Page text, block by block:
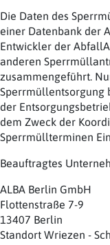
Die Daten des
einer Datenbank der
Entwickler der
anderen
zusammengeführt.
Sperrmüllentsorgung
der
dem Zweck der
Sperrmüllterminen
Beauftragtes
ALBA Berlin GmbH
Flottenstraße 7-9
13407 Berlin
Standort Wriezen -